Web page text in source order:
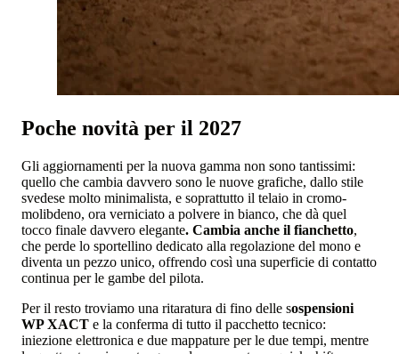
Poche novità per il 2027
Gli aggiornamenti per la nuova gamma non sono tantissimi:
quello che cambia davvero sono le nuove grafiche, dallo stile
svedese molto minimalista, e soprattutto il telaio in cromo-
molibdeno, ora verniciato a polvere in bianco, che dà quel
tocco finale davvero elegante. Cambia anche il fianchetto,
che perde lo sportellino dedicato alla regolazione del mono e
diventa un pezzo unico, offrendo così una superficie di contatto
continua per le gambe del pilota.
Per il resto troviamo una ritaratura di fino delle sospensioni
WP XACT e la conferma di tutto il pacchetto tecnico:
iniezione elettronica e due mappature per le due tempi, mentre